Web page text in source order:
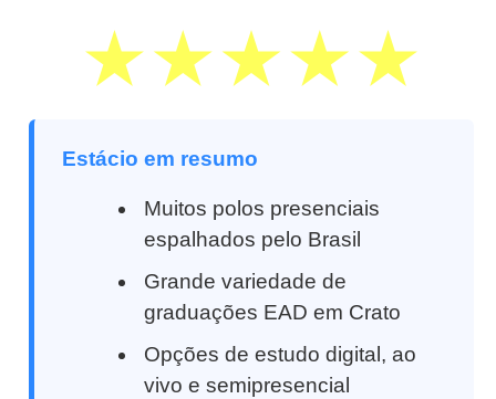
Estácio em resumo
Muitos polos presenciais
espalhados pelo Brasil
Grande variedade de
graduações EAD em Crato
Opções de estudo digital, ao
vivo e semipresencial